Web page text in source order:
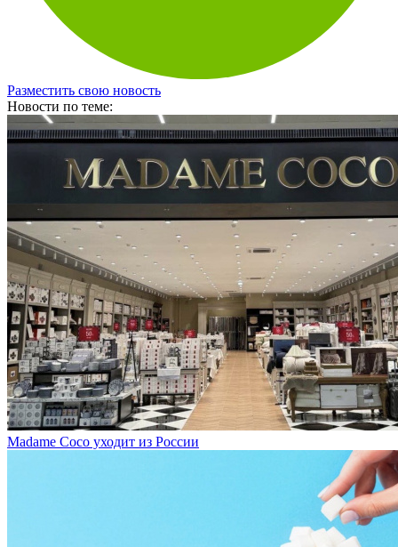
Разместить свою новость
Новости по теме:
Madame Coco уходит из России